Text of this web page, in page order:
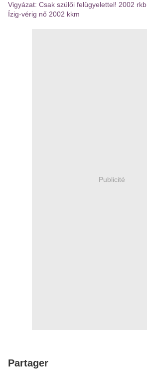
Vigyázat: Csak szülői felügyelettel! 2002 rkb
Ízig-vérig nő 2002 kkm
Publicité
Partager